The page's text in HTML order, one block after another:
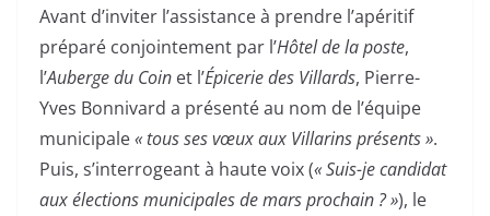
Avant d’inviter l’assistance à prendre l’apéritif
préparé conjointement par l’Hôtel de la poste,
l’Auberge du Coin et l’Épicerie des Villards, Pierre-
Yves Bonnivard a présenté au nom de l’équipe
municipale« tous ses vœux aux Villarins présents ».
Puis, s’interrogeant à haute voix (« Suis-je candidat
aux élections municipales de mars prochain ? »), le